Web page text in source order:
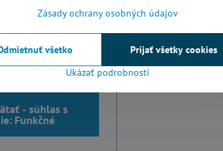
video?
- súhlas s
Funkčné
Zásady ochrany osobných údajov
Ukázať podrobnosti
Prijať všetky cookies
všetko